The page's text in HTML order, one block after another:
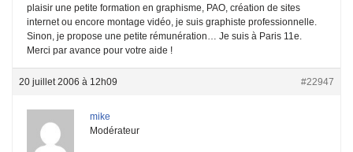
plaisir une petite formation en graphisme, PAO, création de sites
internet ou encore montage vidéo, je suis graphiste professionnelle.
Sinon, je propose une petite rémunération… Je suis à Paris 11e.
Merci par avance pour votre aide !
20 juillet 2006 à 12h09 #22947
mike
Modérateur